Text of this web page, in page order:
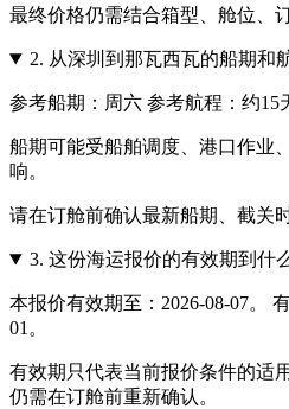
最终价格仍需结合箱型、舱位、
2. 从深圳到那瓦西瓦的船期和
参考船期：周六 参考航程：约15
船期可能受船舶调度、港口作业
响。
请在订舱前确认最新船期、截关
3. 这份海运报价的有效期到什
本报价有效期至：2026-08-07。
01。
有效期只代表当前报价条件的适
仍需在订舱前重新确认。